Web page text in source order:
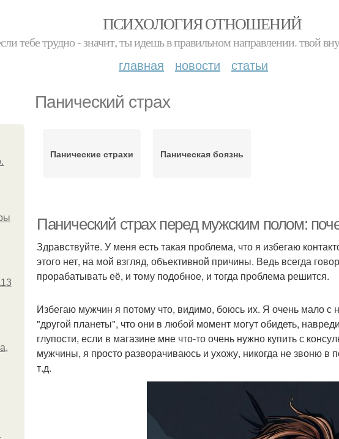
ПСИХОЛОГИЯ ОТНОШЕНИЙ
тебе трудно - значит, ты идешь в правильном направлении. твой
главная новости статьи
Панический страх
Панические страхи Паническая боязнь
Панический страх перед мужским полом:
Здравствуйте. У меня есть такая проблема, что я избегаю
этого нет, на мой взгляд, объективной причины. Ведь всегда
прорабатывать её, и тому подобное, и тогда проблема решится.
Избегаю мужчин я потому что, видимо, боюсь их. Я очень мало с
"другой планеты", что они в любой момент могут обидеть,
глупости, если в магазине мне что-то очень нужно купить с
мужчины, я просто разворачиваюсь и ухожу, никогда не звоню
т.д.